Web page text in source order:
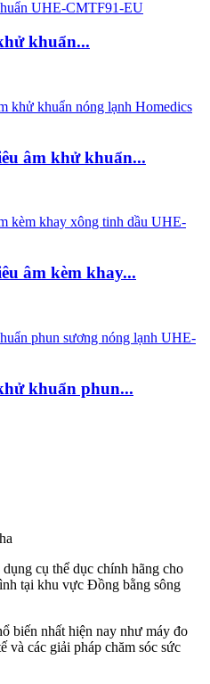
khuẩn...
âm khử khuẩn...
âm kèm khay...
khuẩn phun...
cụ thể dục chính hãng cho
tại khu vực Đồng bằng sông
biến nhất hiện nay như máy đo
và các giải pháp chăm sóc sức